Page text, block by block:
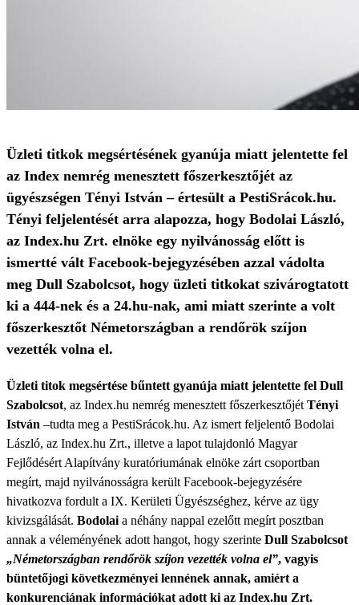
Üzleti titkok megsértésének gyanúja miatt jelentette fel
az Index nemrég menesztett főszerkesztőjét az
ügyészségen Tényi István – értesült a PestiSrácok.hu.
Tényi feljelentését arra alapozza, hogy Bodolai László,
az Index.hu Zrt. elnöke egy nyilvánosság előtt is
ismertté vált Facebook-bejegyzésében azzal vádolta
meg Dull Szabolcsot, hogy üzleti titkokat szivárogtatott
ki a 444-nek és a 24.hu-nak, ami miatt szerinte a volt
főszerkesztőt Németországban a rendőrök szíjon
vezették volna el.
Üzleti titok megsértése bűntett gyanúja miatt jelentette fel Dull
Szabolcsot, az Index.hu nemrég menesztett főszerkesztőjét Tényi
István –tudta meg a PestiSrácok.hu. Az ismert feljelentő Bodolai
László, az Index.hu Zrt., illetve a lapot tulajdonló Magyar
Fejlődésért Alapítvány kuratóriumának elnöke zárt csoportban
megírt, majd nyilvánosságra került Facebook-bejegyzésére
hivatkozva fordult a IX. Kerületi Ügyészséghez, kérve az ügy
kivizsgálását. Bodolai a néhány nappal ezelőtt megírt posztban
annak a véleményének adott hangot, hogy szerinte Dull Szabolcsot
„Németországban rendőrök szíjon vezették volna el”, vagyis
büntetőjogi következményei lennének annak, amiért a
konkurenciának információkat adott ki az Index.hu Zrt.